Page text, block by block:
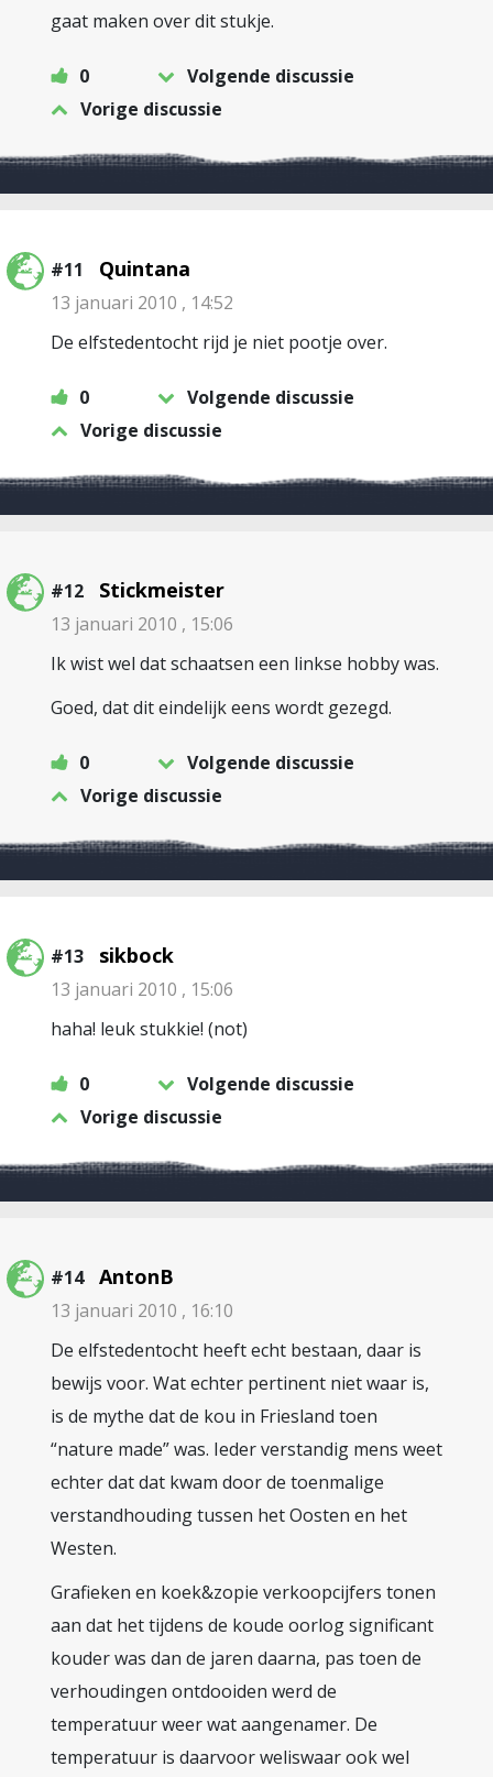
gaat maken over dit stukje.
0
Volgende discussie
Vorige discussie
#11 Quintana
13 januari 2010 , 14:52
De elfstedentocht rijd je niet pootje over.
0
Volgende discussie
Vorige discussie
#12 Stickmeister
13 januari 2010 , 15:06
Ik wist wel dat schaatsen een linkse hobby was.
Goed, dat dit eindelijk eens wordt gezegd.
0
Volgende discussie
Vorige discussie
#13 sikbock
13 januari 2010 , 15:06
haha! leuk stukkie! (not)
0
Volgende discussie
Vorige discussie
#14 AntonB
13 januari 2010 , 16:10
De elfstedentocht heeft echt bestaan, daar is
bewijs voor. Wat echter pertinent niet waar is,
is de mythe dat de kou in Friesland toen
“nature made” was. Ieder verstandig mens weet
echter dat dat kwam door de toenmalige
verstandhouding tussen het Oosten en het
Westen.
Grafieken en koek&zopie verkoopcijfers tonen
aan dat het tijdens de koude oorlog significant
kouder was dan de jaren daarna, pas toen de
verhoudingen ontdooiden werd de
temperatuur weer wat aangenamer. De
temperatuur is daarvoor weliswaar ook wel